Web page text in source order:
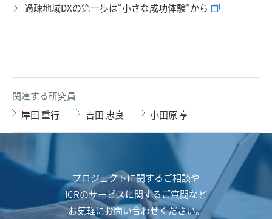
過疎地域DXの第一歩は“小さな成功体験”から
関連する研究員
岸田 重行
吉田 忠良 小田原 亨
プロジェクトに関するご相談や
ICRのサービスに関するご質問など
お気軽にお問い合わせください。